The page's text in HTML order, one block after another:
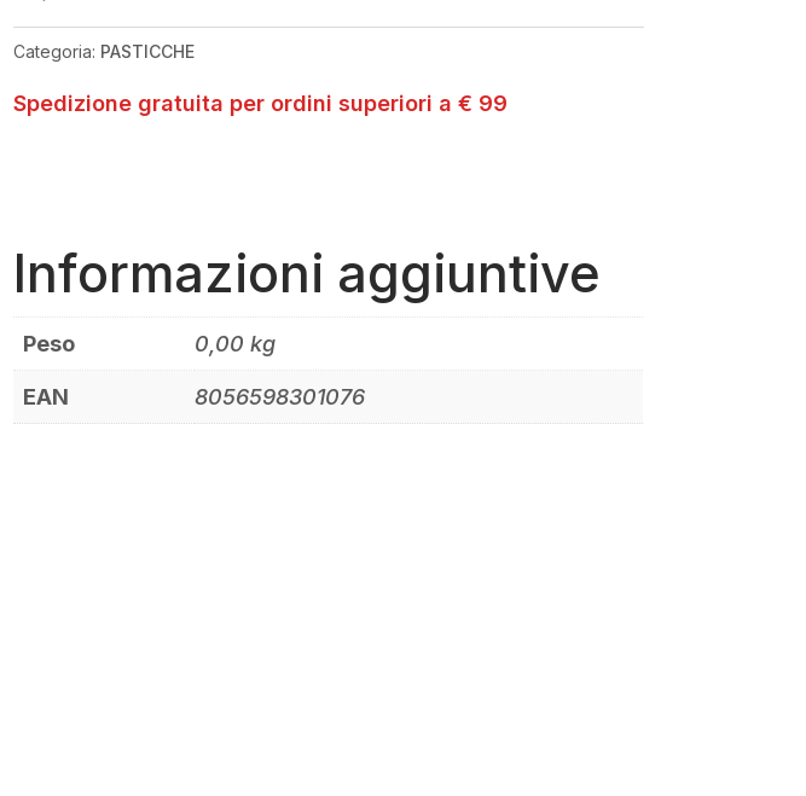
Categoria: PASTICCHE
Spedizione gratuita per ordini superiori a € 99
Informazioni aggiuntive
Peso 0,00 kg
EAN 8056598301076